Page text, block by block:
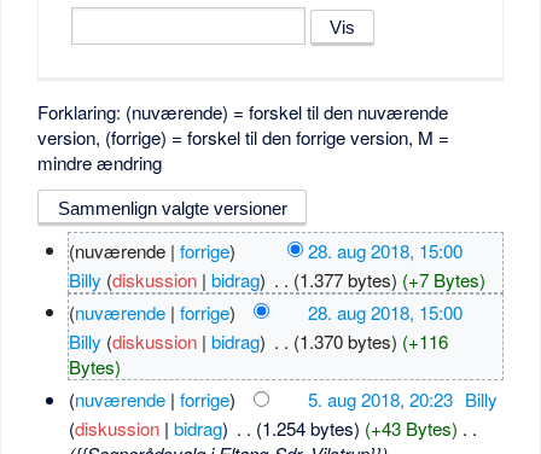
Forklaring: (nuværende) = forskel til den nuværende
version, (forrige) = forskel til den forrige version, M =
mindre ændring
(nuværende | forrige)
28. aug 2018, 15:00
Billy (diskussion| bidrag) . . (1.377 bytes) (+7 Bytes)
(nuværende| forrige)
28. aug 2018, 15:00
Billy (diskussion| bidrag) . . (1.370 bytes) (+116
Bytes)
(nuværende| forrige) 5. aug 2018, 20:23 Billy
(diskussion| bidrag) . . (1.254 bytes) (+43 Bytes) . .